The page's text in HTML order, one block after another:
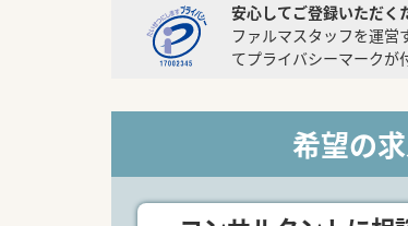
安心してご登録いただく
ファルマスタッフを運営
てプライバシーマークが
希望の